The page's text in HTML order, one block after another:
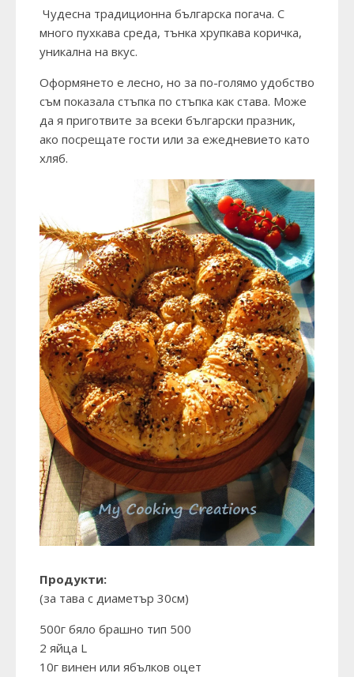
Чудесна традиционна българска погача. С
много пухкава среда, тънка хрупкава коричка,
уникална на вкус.
Оформянето е лесно, но за по-голямо удобство
съм показала стъпка по стъпка как става. Може
да я приготвите за всеки български празник,
ако посрещате гости или за ежедневието като
хляб.
Продукти:
(за тава с диаметър 30см)
500г бяло брашно тип 500
2 яйца L
10г винен или ябълков оцет